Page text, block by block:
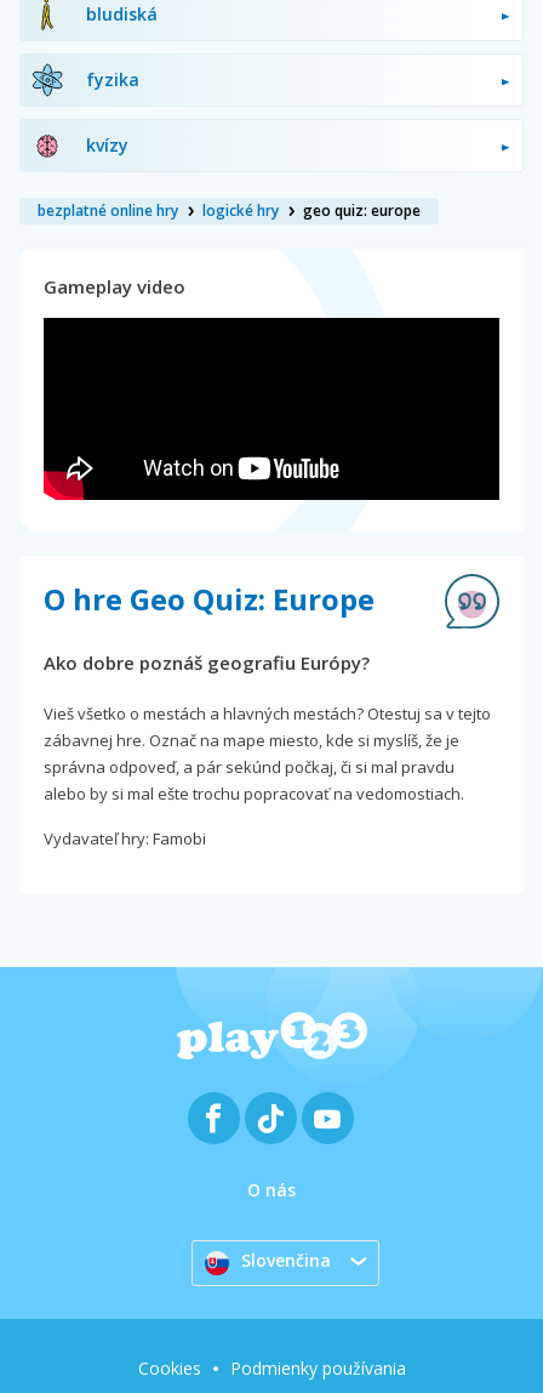
bludiská
fyzika
kvízy
bezplatné online hry logické hry geo quiz: europe
Gameplay video
O hre Geo Quiz: Europe
Ako dobre poznáš geografiu Európy?
Vieš všetko o mestách a hlavných mestách? Otestuj sa v tejto
zábavnej hre. Označ na mape miesto, kde si myslíš, že je
správna odpoveď, a pár sekúnd počkaj, či si mal pravdu
alebo by si mal ešte trochu popracovať na vedomostiach.
Vydavateľ hry: Famobi
O nás
Slovenčina
Cookies Podmienky používania